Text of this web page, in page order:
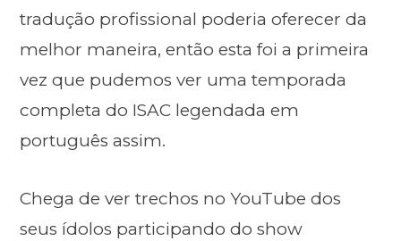
tradução profissional poderia oferecer da
melhor maneira, então esta foi a primeira
vez que pudemos ver uma temporada
completa do ISAC legendada em
português assim.
Chega de ver trechos no YouTube dos
seus ídolos participando do show